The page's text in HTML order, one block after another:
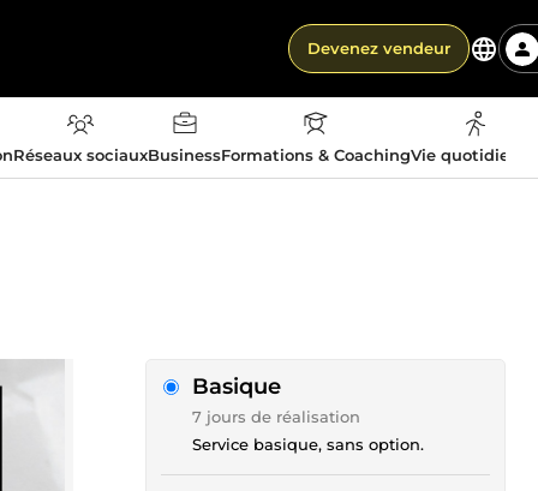
Devenez vendeur
Réseaux sociauxBusinessFormations & CoachingVie
Basique
7 jours de réalisation
Service basique, sans option.